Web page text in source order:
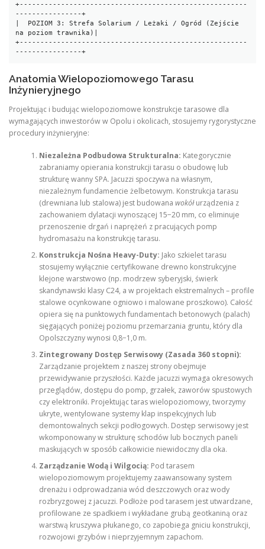
+-------------------------------------------------------
----------------+
|  POZIOM 3: Strefa Solarium / Leżaki / Ogród (Zejście
na poziom trawnika)|
+-------------------------------------------------------
Anatomia Wielopoziomowego Tarasu
Inżynieryjnego
Projektując i budując wielopoziomowe konstrukcje tarasowe dla
wymagających inwestorów w Opolu i okolicach, stosujemy rygorystyczne
procedury inżynieryjne:
Niezależna Podbudowa Strukturalna: Kategorycznie
zabraniamy opierania konstrukcji tarasu o obudowę lub
strukturę wanny SPA. Jacuzzi spoczywa na własnym,
niezależnym fundamencie żelbetowym. Konstrukcja tarasu
(drewniana lub stalowa) jest budowana wokółurządzenia z
zachowaniem dylatacji wynoszącej 15−20 mm, co eliminuje
przenoszenie drgań i naprężeń z pracujących pomp
hydromasażu na konstrukcję tarasu.
Konstrukcja Nośna Heavy-Duty: Jako szkielet tarasu
stosujemy wyłącznie certyfikowane drewno konstrukcyjne
klejone warstwowo (np. modrzew syberyjski, świerk
skandynawski klasy C24, a w projektach ekstremalnych – profile
stalowe ocynkowane ogniowo i malowane proszkowo). Całość
opiera się na punktowych fundamentach betonowych (palach)
sięgających poniżej poziomu przemarzania gruntu, który dla
Opolszczyzny wynosi 0,8−1,0 m.
Zintegrowany Dostęp Serwisowy (Zasada 360 stopni):
Zarządzanie projektem z naszej strony obejmuje
przewidywanie przyszłości. Każde jacuzzi wymaga okresowych
przeglądów, dostępu do pomp, grzałek, zaworów spustowych
czy elektroniki. Projektując taras wielopoziomowy, tworzymy
ukryte, wentylowane systemy klap inspekcyjnych lub
demontowalnych sekcji podłogowych. Dostęp serwisowy jest
wkomponowany w strukturę schodów lub bocznych paneli
maskujących w sposób całkowicie niewidoczny dla oka.
Zarządzanie Wodą i Wilgocią: Pod tarasem
wielopoziomowym projektujemy zaawansowany system
drenażu i odprowadzania wód deszczowych oraz wody
rozbryzgowej z jacuzzi. Podłoże pod tarasem jest utwardzane,
profilowane ze spadkiem i wykładane grubą geotkaniną oraz
warstwą kruszywa płukanego, co zapobiega gniciu konstrukcji,
rozwojowi grzybów i nieprzyjemnym zapachom.